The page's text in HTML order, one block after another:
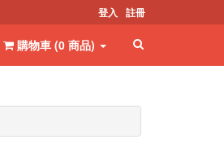
登入 註冊
購物車 (0 商品)